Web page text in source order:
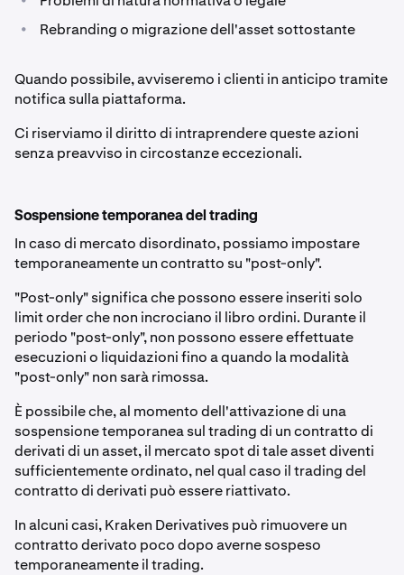
• Rebranding o migrazione dell'asset sottostante
Quando possibile, avviseremo i clienti in anticipo tramite
notifica sulla piattaforma.
Ci riserviamo il diritto di intraprendere queste azioni
senza preavviso in circostanze eccezionali.
Sospensione temporanea del trading
In caso di mercato disordinato, possiamo impostare
temporaneamente un contratto su "post-only".
"Post-only" significa che possono essere inseriti solo
limit order che non incrociano il libro ordini. Durante il
periodo "post-only", non possono essere effettuate
esecuzioni o liquidazioni fino a quando la modalità
"post-only" non sarà rimossa.
È possibile che, al momento dell'attivazione di una
sospensione temporanea sul trading di un contratto di
derivati di un asset, il mercato spot di tale asset diventi
sufficientemente ordinato, nel qual caso il trading del
contratto di derivati può essere riattivato.
In alcuni casi, Kraken Derivatives può rimuovere un
contratto derivato poco dopo averne sospeso
temporaneamente il trading.